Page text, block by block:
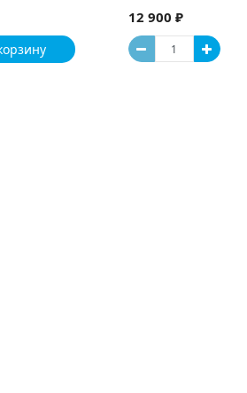
12 900 ₽